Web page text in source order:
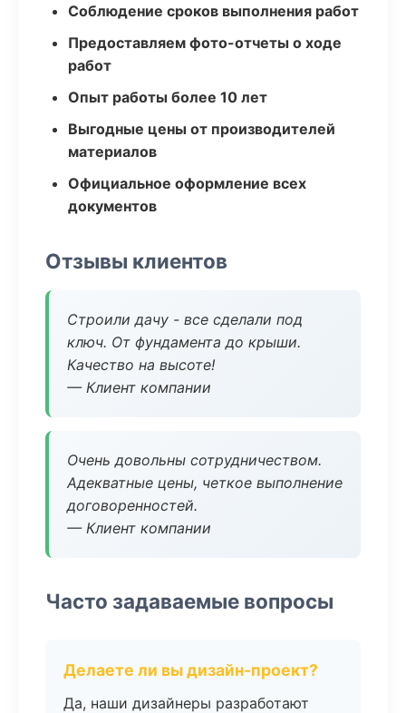
Соблюдение сроков выполнения работ
Предоставляем фото-отчеты о ходе
работ
Опыт работы более 10 лет
Выгодные цены от производителей
материалов
Официальное оформление всех
документов
Отзывы клиентов
Строили дачу - все сделали под
ключ. От фундамента до крыши.
Качество на высоте!
— Клиент компании
Очень довольны сотрудничеством.
Адекватные цены, четкое выполнение
договоренностей.
— Клиент компании
Часто задаваемые вопросы
Делаете ли вы дизайн-проект?
Да, наши дизайнеры разработают